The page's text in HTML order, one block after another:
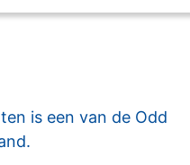
is een van de Odd